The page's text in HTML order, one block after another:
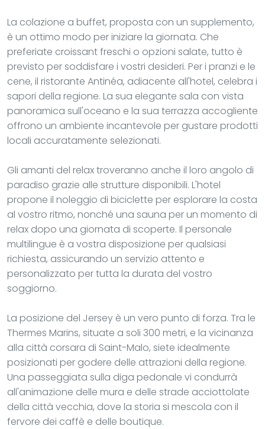
La colazione a buffet, proposta con un supplemento,
è un ottimo modo per iniziare la giornata. Che
preferiate croissant freschi o opzioni salate, tutto è
previsto per soddisfare i vostri desideri. Per i pranzi e le
cene, il ristorante Antinéa, adiacente all'hotel, celebra i
sapori della regione. La sua elegante sala con vista
panoramica sull'oceano e la sua terrazza accogliente
offrono un ambiente incantevole per gustare prodotti
locali accuratamente selezionati.
Gli amanti del relax troveranno anche il loro angolo di
paradiso grazie alle strutture disponibili. L'hotel
propone il noleggio di biciclette per esplorare la costa
al vostro ritmo, nonché una sauna per un momento di
relax dopo una giornata di scoperte. Il personale
multilingue è a vostra disposizione per qualsiasi
richiesta, assicurando un servizio attento e
personalizzato per tutta la durata del vostro
soggiorno.
La posizione del Jersey è un vero punto di forza. Tra le
Thermes Marins, situate a soli 300 metri, e la vicinanza
alla città corsara di Saint-Malo, siete idealmente
posizionati per godere delle attrazioni della regione.
Una passeggiata sulla diga pedonale vi condurrà
all'animazione delle mura e delle strade acciottolate
della città vecchia, dove la storia si mescola con il
fervore dei caffè e delle boutique.